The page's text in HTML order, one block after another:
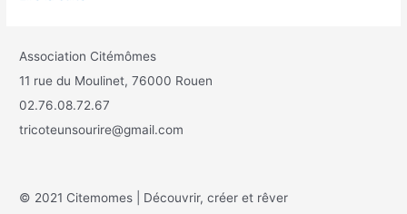
Association Citémômes
11 rue du Moulinet, 76000 Rouen
02.76.08.72.67
tricoteunsourire@gmail.com
© 2021 Citemomes | Découvrir, créer et rêver